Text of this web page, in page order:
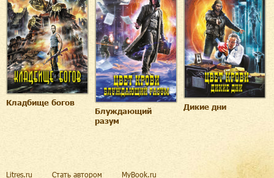
Кладбище богов
Блуждающий
разум
Дикие дни
Litres.ru Стать автором MyBook.ru